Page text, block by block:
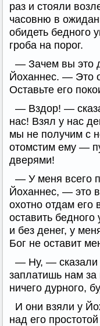
раз и стояли
часовню в
обидеть бедного
гроба на порог.
— Зачем вы это
Йоханнес. — Это
Оставьте его
— Вздор! —
нас! Взял у нас
мы не получим с
отомстим ему —
дверями!
— У меня всего
Йоханнес, — это
охотно отдам
оставить
и без денег, у
Бог не оставит
— Ну, —
заплатишь нам
ничего дурного,
И они взяли у
над его